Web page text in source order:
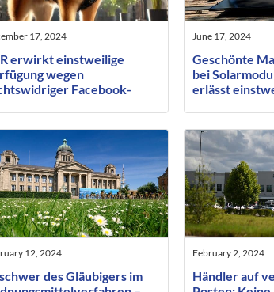
17, 2024
erwirkt einstweilige
wegen
Facebook-
June 17, 2024
Geschönte
bei
erlässt
12, 2024
des Gläubigers im
February 2, 2024
Händler auf